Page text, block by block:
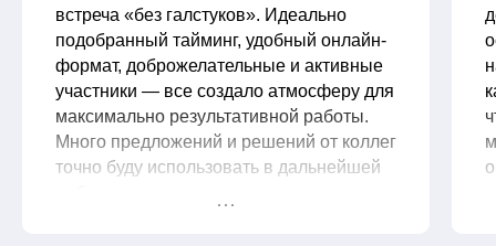
встреча «без галстуков». Идеально
подобранный тайминг, удобный онлайн-
формат, доброжелательные и активные
участники — все создало атмосферу для
максимально результативной работы.
Много предложений и решений от коллег
точно буду использовать в дальнейшей